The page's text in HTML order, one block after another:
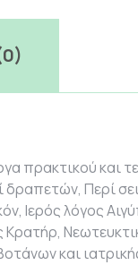
πρακτικού και
Περί
Ιερός λόγος
και